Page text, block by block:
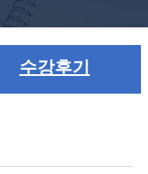
수강후기